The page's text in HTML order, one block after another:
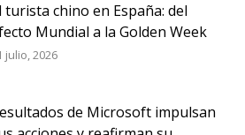
turista chino en España: del
Mundial a la Golden Week
julio, 2026
de Microsoft impulsan